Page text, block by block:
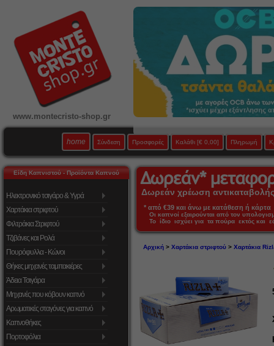
www.montecristo-shop.gr
home Σύνδεση Προσφορές Καλάθι [€ 0,00] Πληρωμή
Είδη Καπνιστού - Προϊόντα Καπνού
Ηλεκτρονικό τσιγάρο & Υγρά
Χαρτάκια στριφτού
Φιλτράκια Στριφτού
Τζιβάνες και Ρολά
Πουρόφυλλα - Κώνοι
Θήκες μηχανές ταμπακιέρες
Άδεια Τσιγάρα
Μηχανές που κόβουν καπνό
Αρωματικές σταγόνες για καπνό
Καπνοθήκες
Πορτοφόλια
Δωρεάν χρέωση
* από €39 και άνω με κατάθεση ή
Οι καπνοί εξαιρούνται από τον
Το ίδιο ισχύει για τα πούρα εκτός και
Αρχική> Χαρτάκια στριφτού> Χαρτάκια